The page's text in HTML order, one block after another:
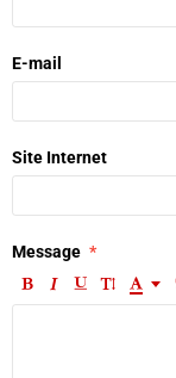
E-mail
Site Internet
Message